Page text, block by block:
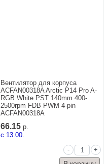
Вентилятор для корпуса
ACFAN00318A Arctic P14 Pro A-
RGB White PST 140mm 400-
2500rpm FDB PWM 4-pin
ACFAN00318A
66.15 р.
c 13.00.
-
+